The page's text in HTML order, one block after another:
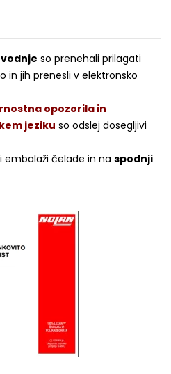
so prenehali prilagati
in jih prenesli v elektronsko
opozorila in
jeziku so odslej dosegljivi
embalaži čelade in na spodnji